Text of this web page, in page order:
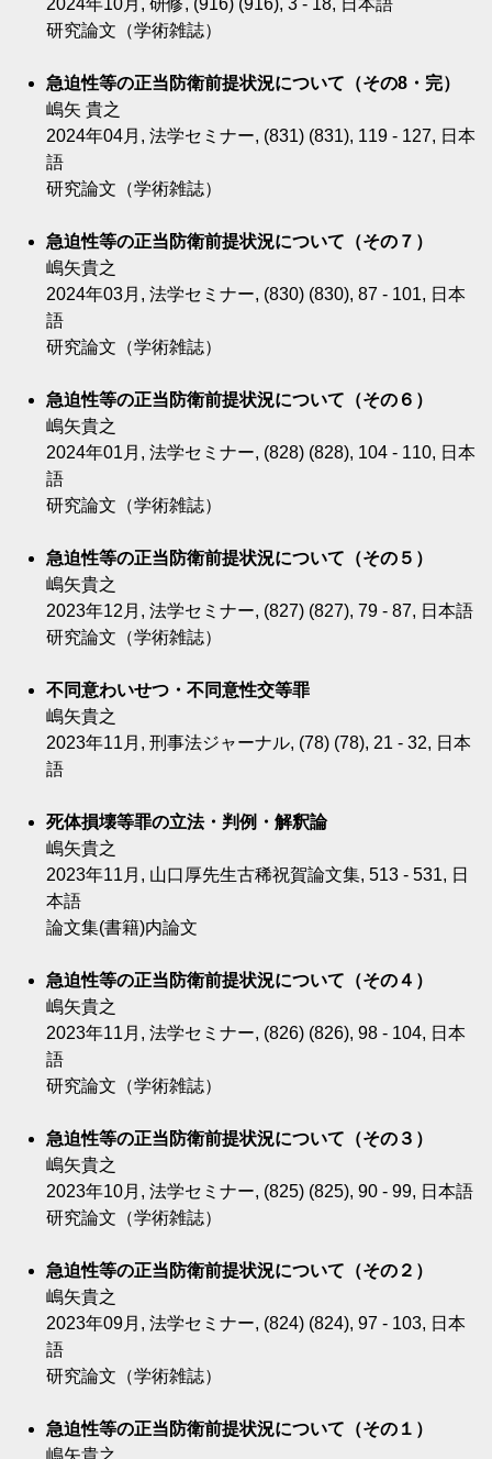
2024年10月, 研修, (916) (916), 3 - 18, 日本語
研究論文（学術雑誌）
急迫性等の正当防衛前提状況について（その8・完）
嶋矢 貴之
2024年04月, 法学セミナー, (831) (831), 119 - 127, 日本
語
研究論文（学術雑誌）
急迫性等の正当防衛前提状況について（その７）
嶋矢貴之
2024年03月, 法学セミナー, (830) (830), 87 - 101, 日本
語
研究論文（学術雑誌）
急迫性等の正当防衛前提状況について（その６）
嶋矢貴之
2024年01月, 法学セミナー, (828) (828), 104 - 110, 日本
語
研究論文（学術雑誌）
急迫性等の正当防衛前提状況について（その５）
嶋矢貴之
2023年12月, 法学セミナー, (827) (827), 79 - 87, 日本語
研究論文（学術雑誌）
不同意わいせつ・不同意性交等罪
嶋矢貴之
2023年11月, 刑事法ジャーナル, (78) (78), 21 - 32, 日本
語
死体損壊等罪の立法・判例・解釈論
嶋矢貴之
2023年11月, 山口厚先生古稀祝賀論文集, 513 - 531, 日
本語
論文集(書籍)内論文
急迫性等の正当防衛前提状況について（その４）
嶋矢貴之
2023年11月, 法学セミナー, (826) (826), 98 - 104, 日本
語
研究論文（学術雑誌）
急迫性等の正当防衛前提状況について（その３）
嶋矢貴之
2023年10月, 法学セミナー, (825) (825), 90 - 99, 日本語
研究論文（学術雑誌）
急迫性等の正当防衛前提状況について（その２）
嶋矢貴之
2023年09月, 法学セミナー, (824) (824), 97 - 103, 日本
語
研究論文（学術雑誌）
急迫性等の正当防衛前提状況について（その１）